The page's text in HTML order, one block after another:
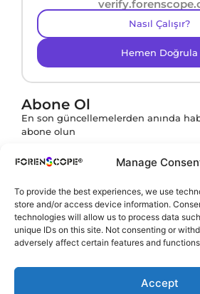
Manage
To provide the best experiences, we use
store and/or access device information.
technologies will allow us to process data
unique IDs on this site. Not consenting or
adversely affect certain features and
Accept
Nasıl Çalışır?
Hemen Doğrula
Abone Ol
En son güncellemelerden anında
abone olun
Abone ol butonuna tıklayarak
KVKK
onaylamış olursunuz.